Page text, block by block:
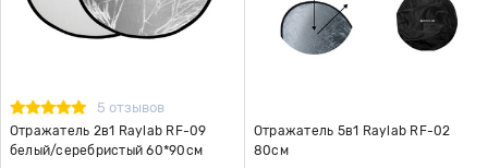
5 отзывов
Отражатель 2в1 Raylab RF-09
белый/серебристый 60*90см
Отражатель 5в1 Raylab RF-02
80см